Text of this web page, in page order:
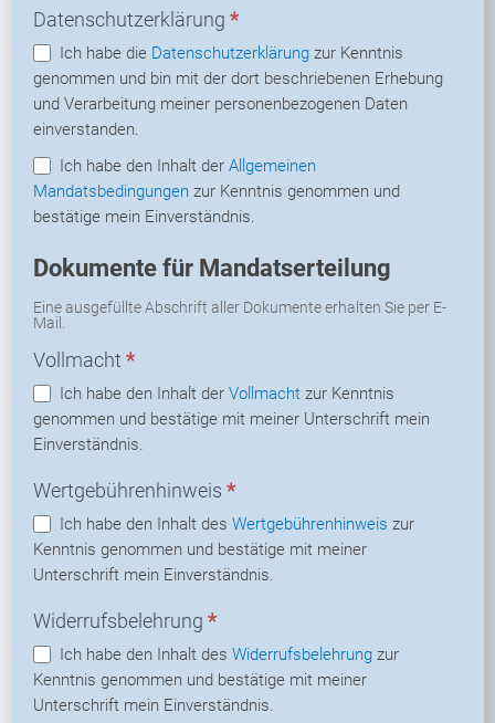
Datenschutzerklärung *
Ich habe die Datenschutzerklärung zur Kenntnis
genommen und bin mit der dort beschriebenen Erhebung
und Verarbeitung meiner personenbezogenen Daten
einverstanden.
Ich habe den Inhalt der Allgemeinen
Mandatsbedingungen
bestätige mein Einverständnis.
Dokumente für Mandatserteilung
Eine ausgefüllte Abschrift aller Dokumente erhalten Sie per E-
Mail.
Vollmacht *
Ich habe den Inhalt der Vollmacht zur Kenntnis
genommen und bestätige mit meiner Unterschrift mein
Einverständnis.
Wertgebührenhinweis *
Ich habe den Inhalt des Wertgebührenhinweis
Kenntnis genommen und bestätige mit meiner
Unterschrift mein Einverständnis.
Widerrufsbelehrung *
Ich habe den Inhalt des Widerrufsbelehrung
Kenntnis genommen und bestätige mit meiner
Unterschrift mein Einverständnis.